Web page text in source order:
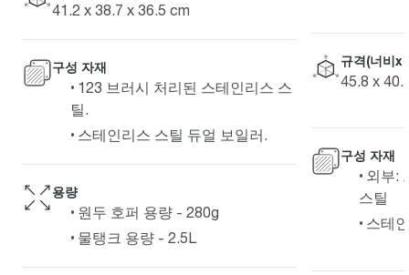
41.2 x 38.7 x 36.5 cm
구성 자재
123 브러시 처리된 스테인리스 스
틸.
스테인리스 스틸 듀얼 보일러.
용량
원두 호퍼 용량 - 280g
물탱크 용량 - 2.5L
규격(너비x
45.8 x
구성 자재
외부:
스틸
스테